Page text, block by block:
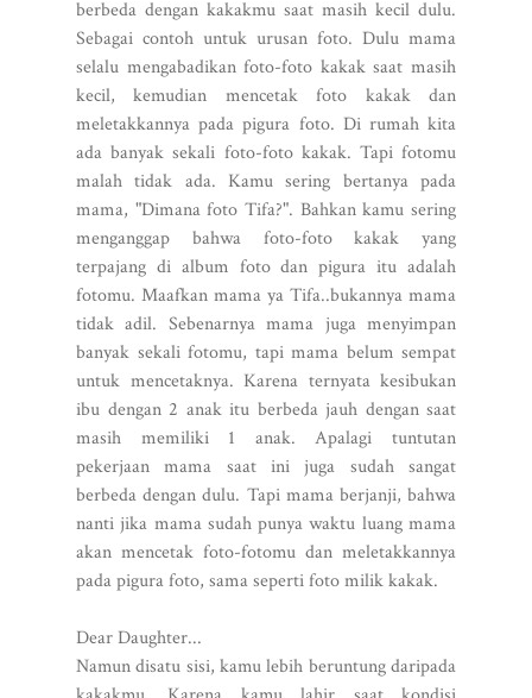
berbeda dengan kakakmu saat masih kecil dulu.
Sebagai contoh untuk urusan foto. Dulu mama
selalu mengabadikan foto-foto kakak saat masih
kecil, kemudian mencetak foto kakak dan
meletakkannya pada pigura foto. Di rumah kita
ada banyak sekali foto-foto kakak. Tapi fotomu
malah tidak ada. Kamu sering bertanya pada
mama, "Dimana foto Tifa?". Bahkan kamu sering
menganggap bahwa foto-foto kakak yang
terpajang di album foto dan pigura itu adalah
fotomu. Maafkan mama ya Tifa..bukannya mama
tidak adil. Sebenarnya mama juga menyimpan
banyak sekali fotomu, tapi mama belum sempat
untuk mencetaknya. Karena ternyata kesibukan
ibu dengan 2 anak itu berbeda jauh dengan saat
masih memiliki 1 anak. Apalagi tuntutan
pekerjaan mama saat ini juga sudah sangat
berbeda dengan dulu. Tapi mama berjanji, bahwa
nanti jika mama sudah punya waktu luang mama
akan mencetak foto-fotomu dan meletakkannya
pada pigura foto, sama seperti foto milik kakak.
Dear Daughter...
Namun disatu sisi, kamu lebih beruntung daripada